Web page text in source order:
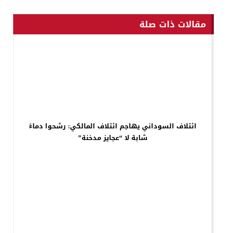
مقالات ذات صلة
ائتلاف السوداني يهاجم ائتلاف المالكي: رشحوا دماءً
شابة لا “عجايز مدخنة”